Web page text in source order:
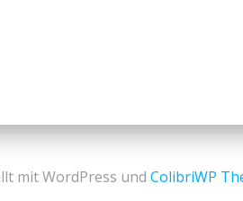
mit WordPress und ColibriWP